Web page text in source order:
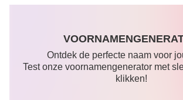
Ontdek de perfecte naam voor
Test onze voornamengenerator met
klikken!